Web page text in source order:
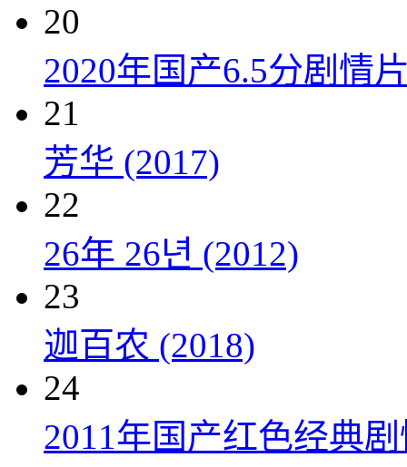
20
2020年国产6.5分剧情
21
芳华 (2017)
22
26年 26년 (2012)
23
迦百农 (2018)
24
2011年国产红色经典